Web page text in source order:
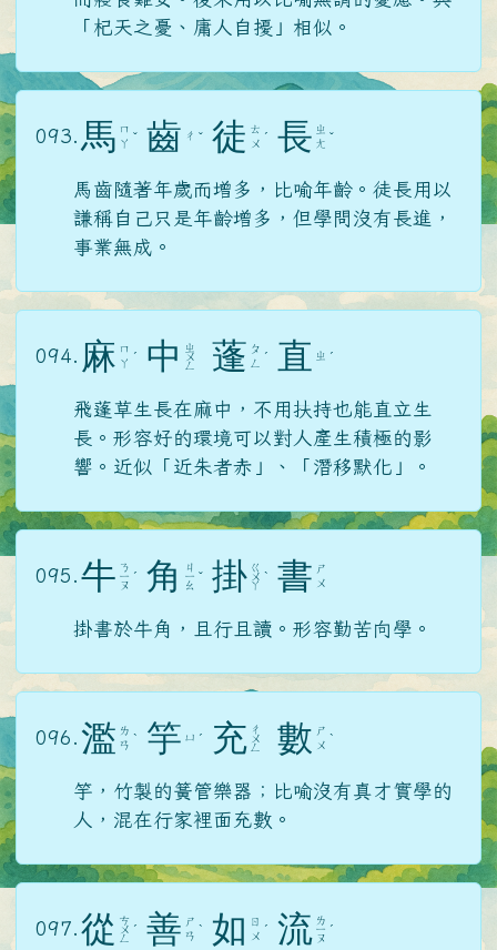
「杞天之憂、庸人自擾」相似。
093. 馬 ㄇ
ㄚ ˇ 齒 ㄔ ˇ 徒 ㄊ
ㄨ ˊ 長 ㄓ
ㄤ ˇ
馬齒隨著年歲而增多，比喻年齡。徒長用以
謙稱自己只是年齡增多，但學問沒有長進，
事業無成。
094. 麻 ㄇ
ㄚ ˊ 中 ㄓ
ㄨ
ㄥ 蓬 ㄆ
ㄥ
ˊ 直 ㄓ ˊ
飛蓬草生長在麻中，不用扶持也能直立生
長。形容好的環境可以對人產生積極的影
響。近似「近朱者赤」、「潛移默化」。
095. 牛 ㄋ
ㄧ
ㄡ
ˊ 角 ㄐ
ㄧ
ㄠ
ˇ 掛 ㄍ
ㄨ
ㄚ
ˋ 書 ㄕ
ㄨ
掛書於牛角，且行且讀。形容勤苦向學。
096. 濫 ㄌ
ㄢ ˋ 竽 ㄩ ˊ 充 ㄔ
ㄨ
ㄥ 數 ㄕ
ㄨ ˋ
竽，竹製的簧管樂器；比喻沒有真才實學的
人，混在行家裡面充數。
097. 從 ㄘ
ㄨ
ㄥ
ˊ 善 ㄕ
ㄢ ˋ 如 ㄖ
ㄨ ˊ 流 ㄌ
ㄧ
ㄡ
ˊ